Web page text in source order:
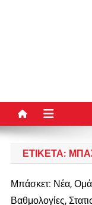
ΕΤΙΚΈΤΑ:
Μπάσκετ: Νέα,
Βαθμολογίες,